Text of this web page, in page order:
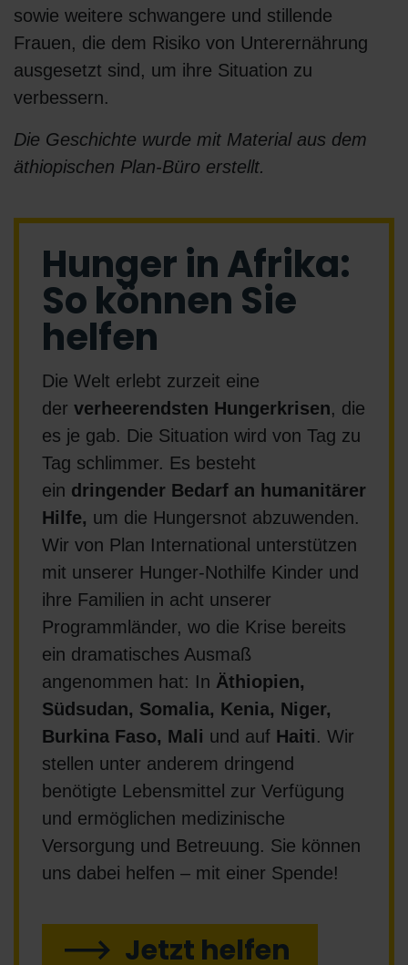
sowie weitere schwangere und stillende
Frauen, die dem Risiko von Unterernährung
ausgesetzt sind, um ihre Situation zu
verbessern.
Die Geschichte wurde mit Material aus dem
äthiopischen Plan-Büro erstellt.
Hunger in Afrika:
So können Sie
helfen
Die Welt erlebt zurzeit eine
der verheerendsten Hungerkrisen, die
es je gab. Die Situation wird von Tag zu
Tag schlimmer. Es besteht
ein dringender Bedarf an humanitärer
Hilfe, um die Hungersnot abzuwenden.
Wir von Plan International unterstützen
mit unserer Hunger-Nothilfe Kinder und
ihre Familien in acht unserer
Programmländer, wo die Krise bereits
ein dramatisches Ausmaß
angenommen hat: In Äthiopien,
Südsudan, Somalia, Kenia, Niger,
Burkina Faso, Mali und auf Haiti. Wir
stellen unter anderem dringend
benötigte Lebensmittel zur Verfügung
und ermöglichen medizinische
Versorgung und Betreuung. Sie können
uns dabei helfen – mit einer Spende!
Jetzt helfen